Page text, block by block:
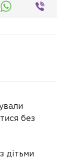
без
дітьми